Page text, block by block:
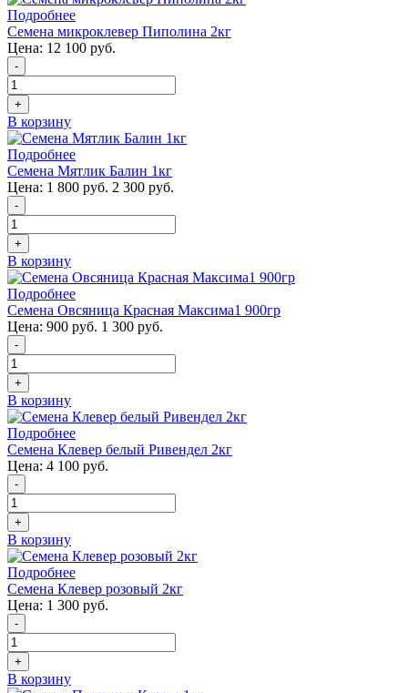
Подробнее
Семена микроклевер Пиполина 2кг
Цена: 12 100 руб.
-
+
В корзину
Подробнее
Семена Мятлик Балин 1кг
Цена: 1 800 руб. 2 300 руб.
-
+
В корзину
Подробнее
Семена Овсяница Красная Максима1 900гр
Цена: 900 руб. 1 300 руб.
-
+
В корзину
Подробнее
Семена Клевер белый Ривендел 2кг
Цена: 4 100 руб.
-
+
В корзину
Подробнее
Семена Клевер розовый 2кг
Цена: 1 300 руб.
-
+
В корзину